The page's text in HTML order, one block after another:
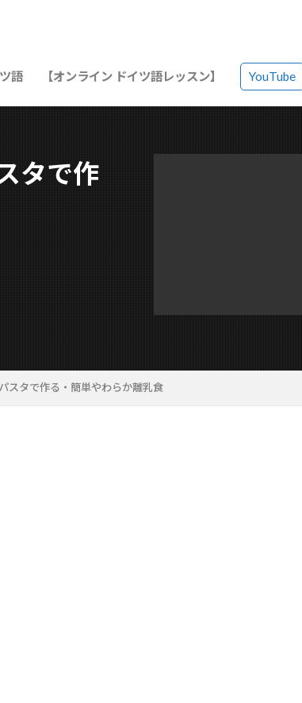
語 【オンライン ドイツ語レッスン】 YouTube
タで作
スタで作る・簡単やわらか離乳食